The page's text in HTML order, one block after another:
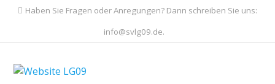
Haben Sie Fragen oder Anregungen? Dann schreiben Sie uns:
info@svlg09.de.